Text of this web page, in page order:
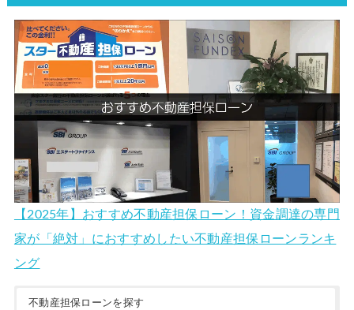
【2025年】おすすめ不動産担保ローン！資金調達の専門
家が「絶対」におすすめしたい不動産担保ローンランキ
ング
不動産担保ローンを探す